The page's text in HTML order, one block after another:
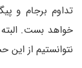
تداوم برجام و
خواهد بست.
نتوانستیم از این